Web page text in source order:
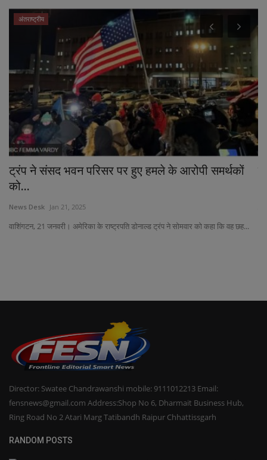
अंतराष्ट्रीय
ट्रंप ने संसद भवन परिसर पर हुए हमले के आरोपी समर्थकों
को...
News Desk Jan 21, 2025
वाशिंगटन, 21 जनवरी। अमेरिका के राष्ट्रपति डोनाल्ड ट्रंप ने सोमवार को कहा कि वह छह...
Director: Swatee Chandrawanshi mobile: 9111012213 Email:
fensnews@gmail.com Address:Shop No 6, Dharmait Business Hub,
Ring Road No 2 Atari Marg Tatibandh Raipur Chhattissgarh
RANDOM POSTS